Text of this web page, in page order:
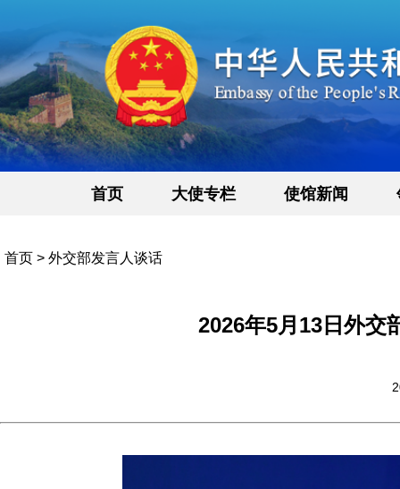
首页 大使专栏 使馆新闻
首页 > 外交部发言人谈话
2026年5月13日外交